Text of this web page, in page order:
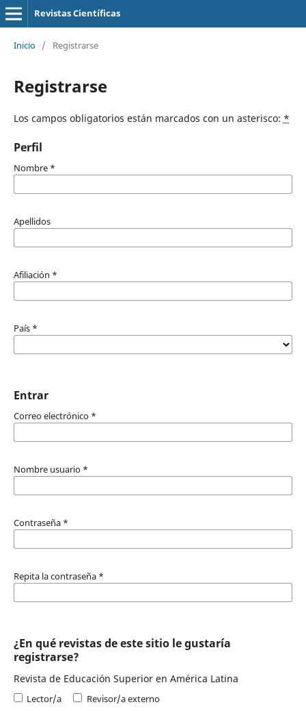
Revistas Científicas
Inicio / Registrarse
Registrarse
Los campos obligatorios están marcados con un asterisco: *
Perfil
Nombre *
Apellidos
Afiliación *
País *
Entrar
Correo electrónico *
Nombre usuario *
Contraseña *
Repita la contraseña *
¿En qué revistas de este sitio le gustaría
registrarse?
Revista de Educación Superior en América Latina
Lector/a Revisor/a externo